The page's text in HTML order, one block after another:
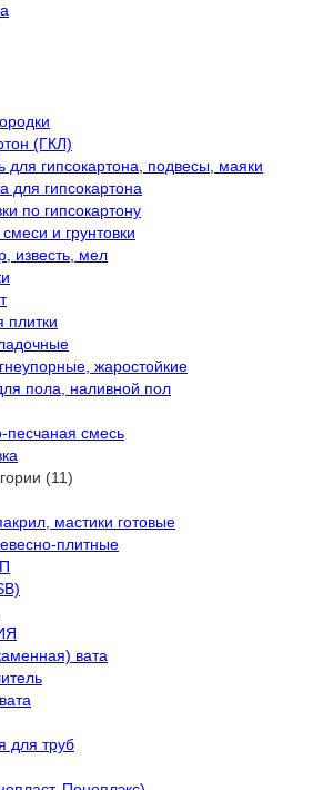
(ГКЛ)
для гипсокартона, подвесы, маяки
для гипсокартона
по гипсокартону
и грунтовки
известь, мел
плитки
жаростойкие
пола, наливной пол
песчаная смесь
(11)
мастики готовые
плитные
вата
для труб